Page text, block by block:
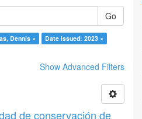
Go
Dennis ×
Date issued: 2023 ×
Show Advanced Filters
de conservación de